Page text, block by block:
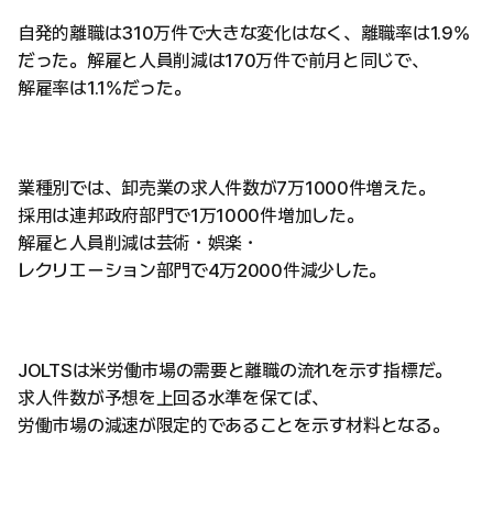
自発的離職は310万件で大きな変化はなく、離職率は1.9%
だった。解雇と人員削減は170万件で前月と同じで、
解雇率は1.1%だった。
業種別では、卸売業の求人件数が7万1000件増えた。
採用は連邦政府部門で1万1000件増加した。
解雇と人員削減は芸術・娯楽・
レクリエーション部門で4万2000件減少した。
JOLTSは米労働市場の需要と離職の流れを示す指標だ。
求人件数が予想を上回る水準を保てば、
労働市場の減速が限定的であることを示す材料となる。